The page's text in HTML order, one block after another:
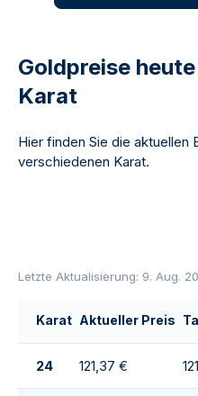
Goldpreise
Karat
Hier finden Sie die aktuellen
verschiedenen Karat.
Letzte Aktualisierung: 9. Aug.
Karat Aktueller Preis
24 121,37 €